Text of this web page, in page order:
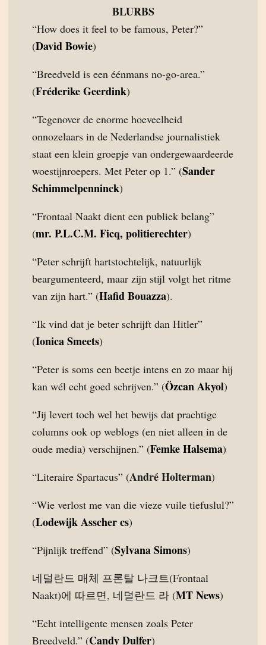
BLURBS
“How does it feel to be famous, Peter?”
(David Bowie)
“Breedveld is een éénmans no-go-area.”
(Fréderike Geerdink)
“Tegenover de enorme hoeveelheid
onnozelaars in de Nederlandse journalistiek
staat een klein groepje van ondergewaardeerde
woestijnroepers. Met Peter op 1.” (Sander
Schimmelpenninck)
“Frontaal Naakt dient een publiek belang”
(mr. P.L.C.M. Ficq, politierechter)
“Peter schrijft hartstochtelijk, natuurlijk
beargumenteerd, maar zijn stijl volgt het ritme
van zijn hart.” (Hafid Bouazza).
“Ik vind dat je beter schrijft dan Hitler”
(Ionica Smeets)
“Peter is soms een beetje intens en zo maar hij
kan wél echt goed schrijven.” (Özcan Akyol)
“Jij levert toch wel het bewijs dat prachtige
columns ook op weblogs (en niet alleen in de
oude media) verschijnen.” (Femke Halsema)
“Literaire Spartacus” (André Holterman)
“Wie verlost me van die vieze vuile tiefuslul?”
(Lodewijk Asscher cs)
“Pijnlijk treffend” (Sylvana Simons)
네덜란드 매체 프론탈 나크트(Frontaal
Naakt)에 따르면, 네덜란드 라 (MT News)
“Echt intelligente mensen zoals Peter
Breedveld.” (Candy Dulfer)